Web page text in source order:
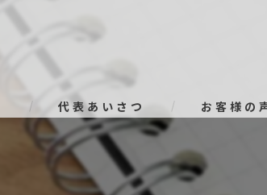
代表あいさつ お客様の